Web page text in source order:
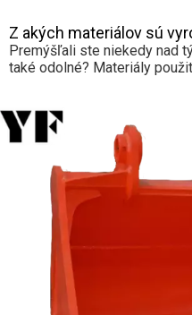
Z akých materiálov sú
Premýšľali ste niekedy nad
také odolné? Materiály
vplyv na účinnosť a životnosť.